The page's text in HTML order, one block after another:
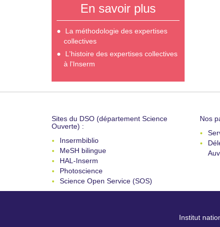
En savoir plus
La méthodologie des expertises
collectives
L'histoire des expertises collectives
à l'Inserm
Sites du DSO (département Science
Ouverte) :
Insermbiblio
MeSH bilingue
HAL-Inserm
Photoscience
Science Open Service (SOS)
Nos
Institut